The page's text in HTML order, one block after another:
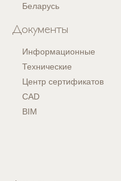
Беларусь
Документы
Информационные
Технические
Центр сертификатов
CAD
BIM